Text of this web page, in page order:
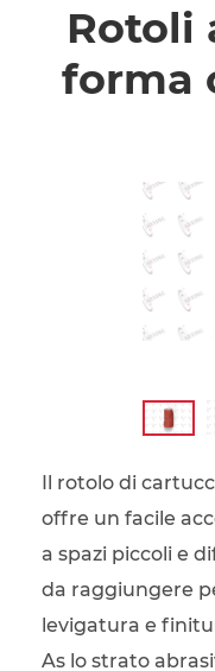
Rotoli
forma
Il rotolo di
offre un facile
a spazi piccoli e
da raggiungere
levigatura e
As lo strato